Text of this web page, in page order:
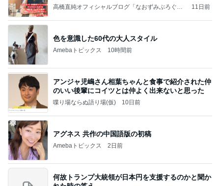
高橋直純オフィシャルブログ「なおずみぶろぐ」
11日前
色を意識した60代の大人スタイル
Amebaトピックス 10時間前
アンジャ児嶋さん相葉ちゃんと食事で紹介された仲
のいい後輩にコイツとは仲よく出来ないと思った
喋り場ならぬ語り場(仮) 10日前
アグネス 共作の中国語版の初稿
Amebaトピックス 2日前
何故トランプ大統領が日本円を支援するのかと聞か